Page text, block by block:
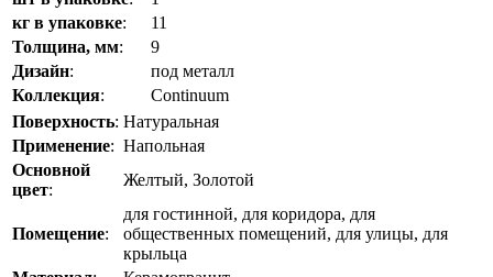
кг в упаковке:
11
Толщина, мм:
9
Дизайн:
под металл
Коллекция:
Continuum
Поверхность: Натуральная
Применение: Напольная
Основной
цвет:
Желтый, Золотой
Помещение:
для гостинной, для коридора, для
общественных помещений, для улицы, для
крыльца